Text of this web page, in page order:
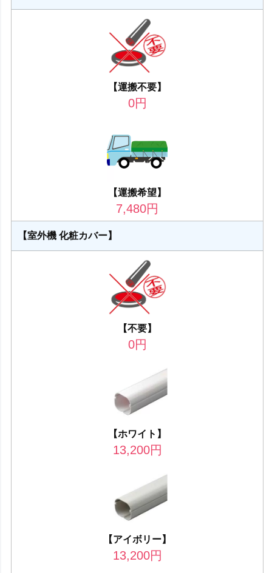
【運搬不要】
0円
【運搬希望】
7,480円
【室外機 化粧カバー】
【不要】
0円
【ホワイト】
13,200円
【アイボリー】
13,200円